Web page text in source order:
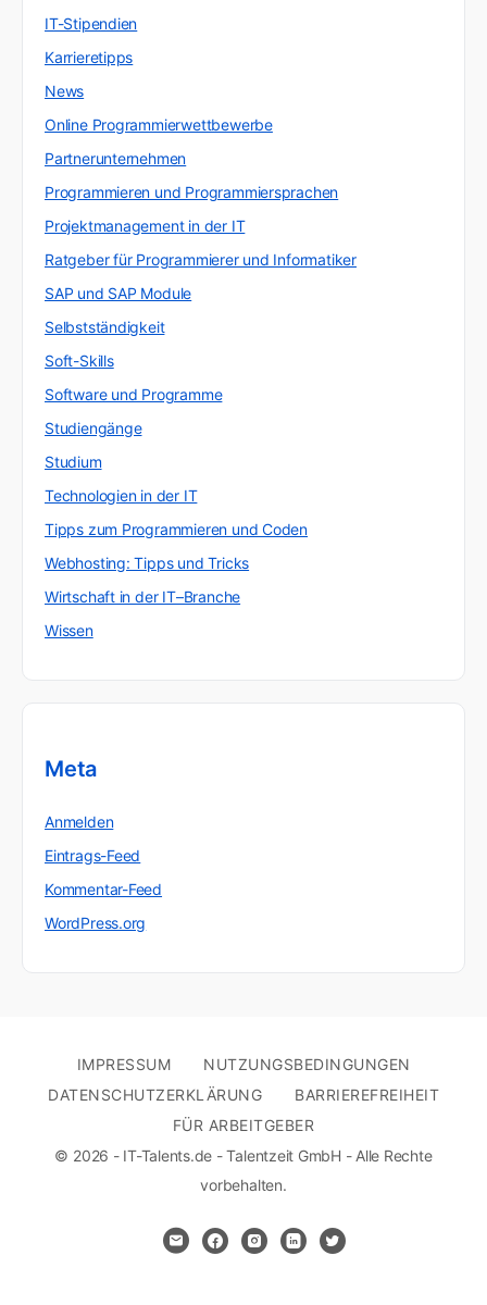
IT-Stipendien
Karrieretipps
News
Online Programmierwettbewerbe
Partnerunternehmen
Programmieren und Programmiersprachen
Projektmanagement in der IT
Ratgeber für Programmierer und Informatiker
SAP und SAP Module
Selbstständigkeit
Soft-Skills
Software und Programme
Studiengänge
Studium
Technologien in der IT
Tipps zum Programmieren und Coden
Webhosting: Tipps und Tricks
Wirtschaft in der IT–Branche
Wissen
Meta
Anmelden
Eintrags-Feed
Kommentar-Feed
WordPress.org
IMPRESSUM
NUTZUNGSBEDINGUNGEN
DATENSCHUTZERKLÄRUNG
BARRIEREFREIHEIT
FÜR ARBEITGEBER
© 2026 - IT-Talents.de - Talentzeit GmbH - Alle Rechte
vorbehalten.